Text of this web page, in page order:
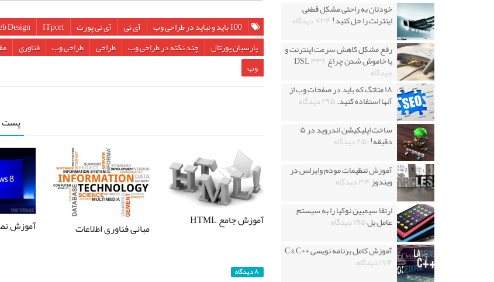
100 باید و نباید در طراحی وب آی تی آی تی پورت ITport
Design
پارسيان پورتال
چند نکته در طراحی وب طراحی طراحی وب فناوری
وب
پست
آموزش جامع HTML مبانی فناوری اطلاعات آموزش
۸ دیدگاه
خودتان به راحتی مشکل قطعی
اینترنت را حل کنید!۷۳۴ دیدگاه
رفع مشکل کاهش سرعت اینترنت و
یا خاموش شدن چراغ DSL۳۳۶
دیدگاه
۱۸ متاتگ که باید در صفحات وب از
آنها استفاده کنید.۲۹۵ دیدگاه
ساخت اپلیکیشن اندروید در ۵
دقیقه!۲۵۰ دیدگاه
آموزش تنظیمات مودم وایرلس در
ویندوز۲۱۴ دیدگاه
ارتقا سیمبین نوکیا را به سیستم
عامل بل۱۹۵ دیدگاه
آموزش کامل برنامه نویسی ++C & C
۱۷۴ دیدگاه